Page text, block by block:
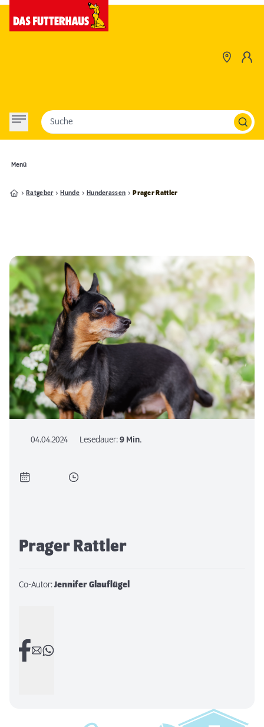
Menü
Suche
Ratgeber Hunde Hunderassen Prager Rattler
04.04.2024 Lesedauer:9 Min.
Prager Rattler
Co-Autor:Jennifer Glauflügel